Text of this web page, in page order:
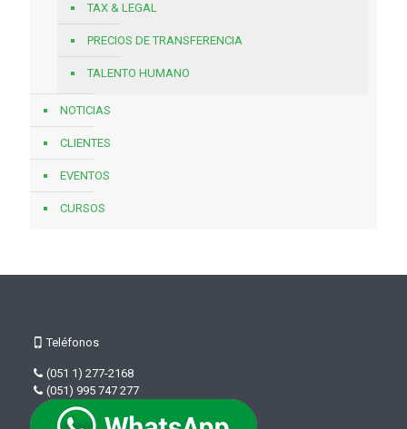
TAX & LEGAL
PRECIOS DE TRANSFERENCIA
TALENTO HUMANO
NOTICIAS
CLIENTES
EVENTOS
CURSOS
Teléfonos
(051 1) 277-2168
(051) 995 747 277